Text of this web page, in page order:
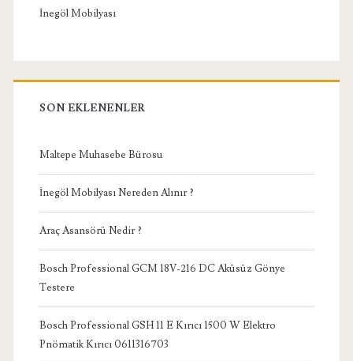
İnegöl Mobilyası
SON EKLENENLER
Maltepe Muhasebe Bürosu
İnegöl Mobilyası Nereden Alınır ?
Araç Asansörü Nedir ?
Bosch Professional GCM 18V-216 DC Aküsüz Gönye
Testere
Bosch Professional GSH 11 E Kırıcı 1500 W Elektro
Pnömatik Kırıcı 0611316703